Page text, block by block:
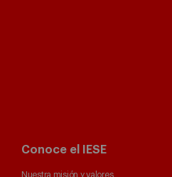
Conoce el IESE
Nuestra misión y valores